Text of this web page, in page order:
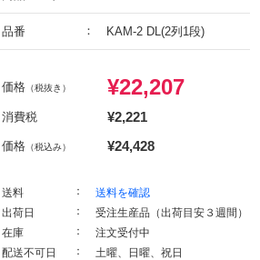
品番 KAM-2 DL(2列1段)
価格 （税抜き） ¥22,207
消費税 ¥2,221
価格 （税込み） ¥24,428
送料
送料を確認
出荷日
受注生産品（出荷目安３週間）
在庫
注文受付中
配送不可日
土曜、日曜、祝日